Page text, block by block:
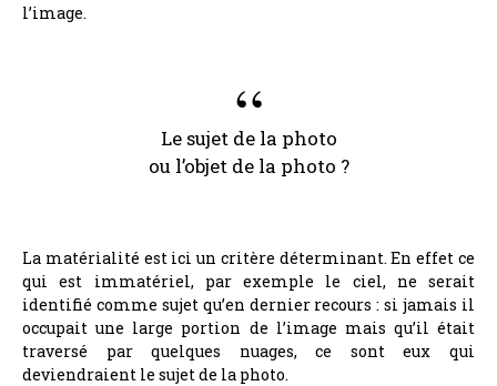
l’image.
Le sujet de la photo
ou l’objet de la photo ?
La matérialité est ici un critère déterminant. En effet ce
qui est immatériel, par exemple le ciel, ne serait
identifié comme sujet qu’en dernier recours : si jamais il
occupait une large portion de l’image mais qu’il était
traversé par quelques nuages, ce sont eux qui
deviendraient le sujet de la photo.